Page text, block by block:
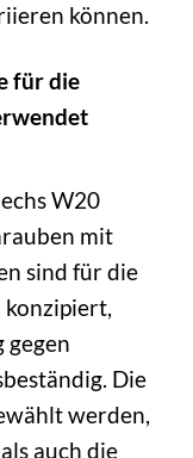
können.
für die
W20
mit
sind für die
gegen
Die
werden,
auch die